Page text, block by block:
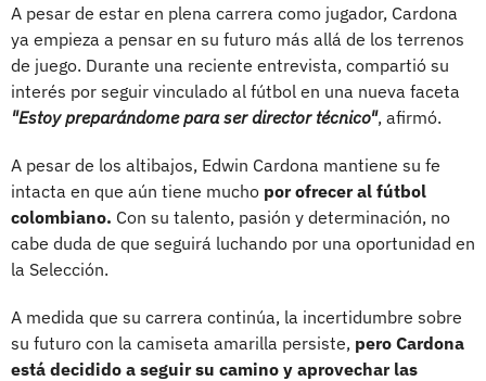
A pesar de estar en plena carrera como jugador, Cardona
ya empieza a pensar en su futuro más allá de los terrenos
de juego. Durante una reciente entrevista, compartió su
interés por seguir vinculado al fútbol en una nueva faceta
"Estoy preparándome para ser director técnico", afirmó.
A pesar de los altibajos, Edwin Cardona mantiene su fe
intacta en que aún tiene mucho por ofrecer al fútbol
colombiano. Con su talento, pasión y determinación, no
cabe duda de que seguirá luchando por una oportunidad en
la Selección.
A medida que su carrera continúa, la incertidumbre sobre
su futuro con la camiseta amarilla persiste, pero Cardona
está decidido a seguir su camino y aprovechar las